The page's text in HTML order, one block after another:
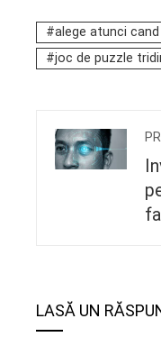
alege atunci
joc de puzzle
LASĂ UN